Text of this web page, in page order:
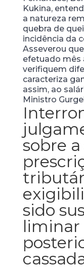
Kukina,
a natureza
quebra de
incidência da
Asseverou
efetuado mês
verifiquem
caracteriza
assim, ao
Ministro
sobre
sido
liminar